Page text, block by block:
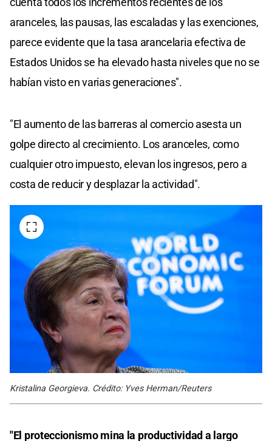
aranceles, las pausas, las escaladas y las exenciones,
parece evidente que la tasa arancelaria efectiva de
Estados Unidos se ha elevado hasta niveles que no se
habían visto en varias generaciones".
"El aumento de las barreras al comercio asesta un
golpe directo al crecimiento. Los aranceles, como
cualquier otro impuesto, elevan los ingresos, pero a
costa de reducir y desplazar la actividad".
Kristalina Georgieva. Crédito: Yves Herman/Reuters
"El proteccionismo mina la productividad a largo